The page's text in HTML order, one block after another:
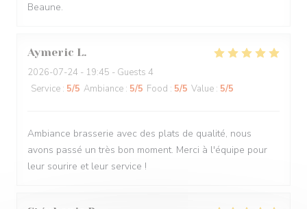
Beaune.
Aymeric L
2026-07-24 - 19:45 - Guests 4
Service : 5/5 Ambiance : 5/5 Food : 5/5 Value : 5/5
Ambiance brasserie avec des plats de qualité, nous
avons passé un très bon moment. Merci à l'équipe pour
leur sourire et leur service !